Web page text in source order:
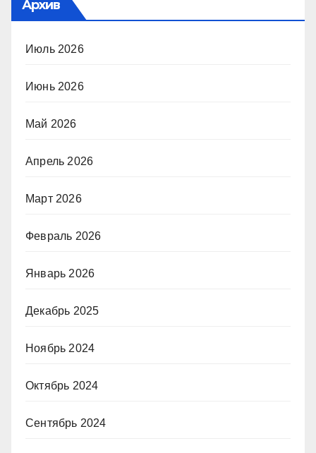
Архив
Июль 2026
Июнь 2026
Май 2026
Апрель 2026
Март 2026
Февраль 2026
Январь 2026
Декабрь 2025
Ноябрь 2024
Октябрь 2024
Сентябрь 2024